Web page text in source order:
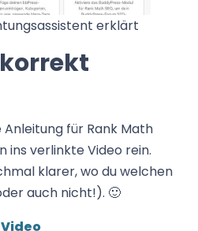
erklärt
Anleitung für Rank Math
ins verlinkte Video rein.
klarer, wo du welchen
auch nicht!). 🙂